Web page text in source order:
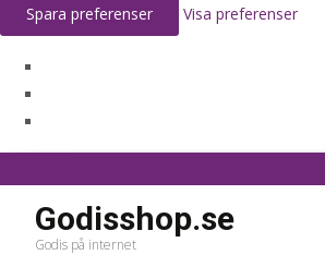
Spara preferenser Visa preferenser
Godisshop.se
Godis på internet